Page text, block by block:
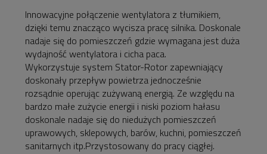
Innowacyjne połączenie wentylatora z tłumikiem,
dzięki temu znacząco wycisza pracę silnika. Doskonale
nadaje się do pomieszczeń gdzie wymagana jest duża
wydajność wentylatora i cicha paca.
Wykorzystuje system Stator-Rotor zapewniający
doskonały przepływ powietrza jednocześnie
rozsądnie operując zużywaną energią. Ze względu na
bardzo małe zużycie energii i niski poziom hałasu
doskonale nadaje się do niedużych pomieszczeń
uprawowych, sklepowych, barów, kuchni, pomieszczeń
sanitarnych itp.Przystosowany do pracy ciągłej.